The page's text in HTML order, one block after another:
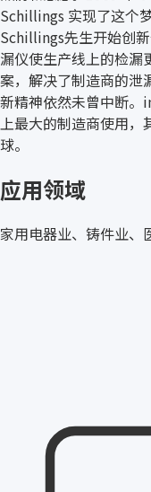
Schillings 实现了这个
Schillings先生开始创
漏仪使生产线上的检漏
案，解决了制造商的泄
新精神依然未曾中断
上最大的制造商使用，
球。
应用领域
家用电器业、铸件业、